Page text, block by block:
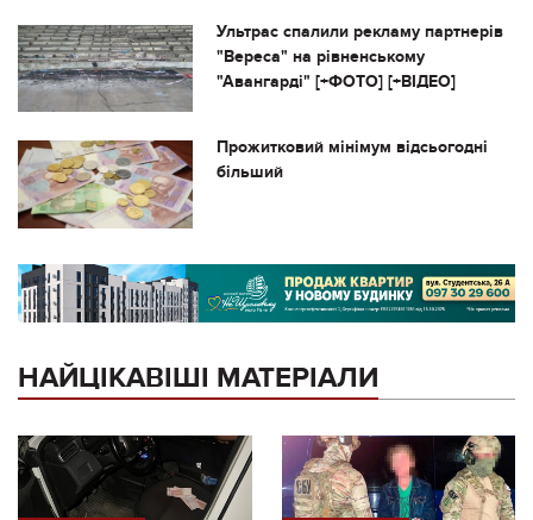
Ультрас спалили рекламу партнерів
"Вереса" на рівненському
"Авангарді" [+ФОТО] [+ВІДЕО]
Прожитковий мінімум відсьогодні
більший
НАЙЦІКАВІШІ МАТЕРІАЛИ